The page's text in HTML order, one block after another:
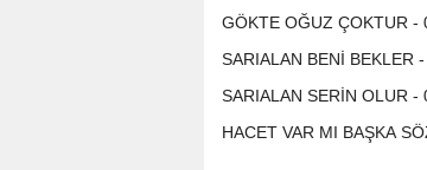
GÖKTE OĞUZ ÇOKTUR -
SARIALAN BENİ BEKLER
SARIALAN SERİN OLUR -
HACET VAR MI BAŞKA